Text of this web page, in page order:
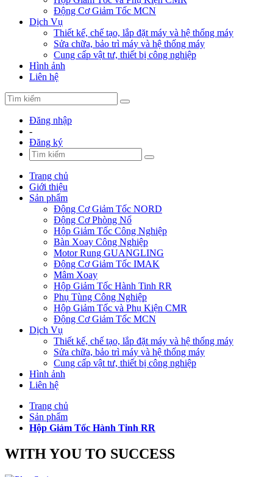
Động Cơ Giảm Tốc MCN
Dịch Vụ
Thiết kế, chế tạo, lắp đặt máy và hệ thống máy
Sửa chữa, bảo trì máy và hệ thống máy
Cung cấp vật tư, thiết bị công nghiệp
Hình ảnh
Liên hệ
Đăng nhập
-
Đăng ký
Trang chủ
Giới thiệu
Sản phẩm
Động Cơ Giảm Tốc NORD
Động Cơ Phòng Nổ
Hộp Giảm Tốc Công Nghiệp
Bàn Xoay Công Nghiệp
Motor Rung GUANGLING
Động Cơ Giảm Tốc IMAK
Mâm Xoay
Hộp Giảm Tốc Hành Tinh RR
Phụ Tùng Công Nghiệp
Hộp Giảm Tốc và Phụ Kiện CMR
Động Cơ Giảm Tốc MCN
Dịch Vụ
Thiết kế, chế tạo, lắp đặt máy và hệ thống máy
Sửa chữa, bảo trì máy và hệ thống máy
Cung cấp vật tư, thiết bị công nghiệp
Hình ảnh
Liên hệ
Trang chủ
Sản phẩm
Hộp Giảm Tốc Hành Tinh RR
WITH YOU TO SUCCESS